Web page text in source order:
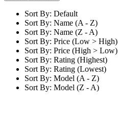
Sort By: Default
Sort By: Name (A - Z)
Sort By: Name (Z - A)
Sort By: Price (Low > High)
Sort By: Price (High > Low)
Sort By: Rating (Highest)
Sort By: Rating (Lowest)
Sort By: Model (A - Z)
Sort By: Model (Z - A)